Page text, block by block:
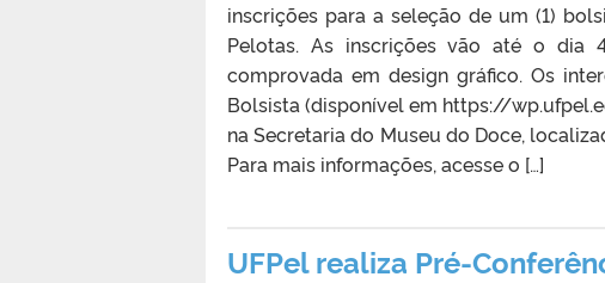
inscrições para a seleção de um (1)
Pelotas. As inscrições vão até o dia
comprovada em design gráfico. Os
Bolsista (disponível em https://
na Secretaria do Museu do Doce,
Para mais informações, acesse o […]
UFPel realiza Pré-